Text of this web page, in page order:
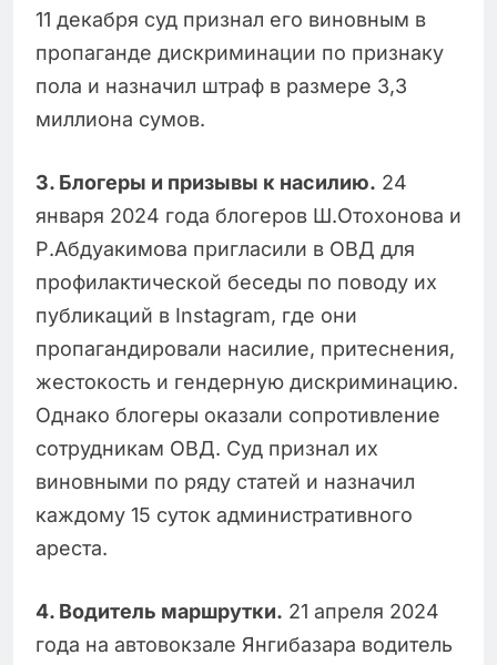
11 декабря суд признал его виновным в
пропаганде дискриминации по признаку
пола и назначил штраф в размере 3,3
миллиона сумов.
3️. Блогеры и призывы к насилию. 24
января 2024 года блогеров Ш.Отохонова и
Р.Абдуакимова пригласили в ОВД для
профилактической беседы по поводу их
публикаций в Instagram, где они
пропагандировали насилие, притеснения,
жестокость и гендерную дискриминацию.
Однако блогеры оказали сопротивление
сотрудникам ОВД. Суд признал их
виновными по ряду статей и назначил
каждому 15 суток административного
ареста.
4️. Водитель маршрутки. 21 апреля 2024
года на автовокзале Янгибазара водитель